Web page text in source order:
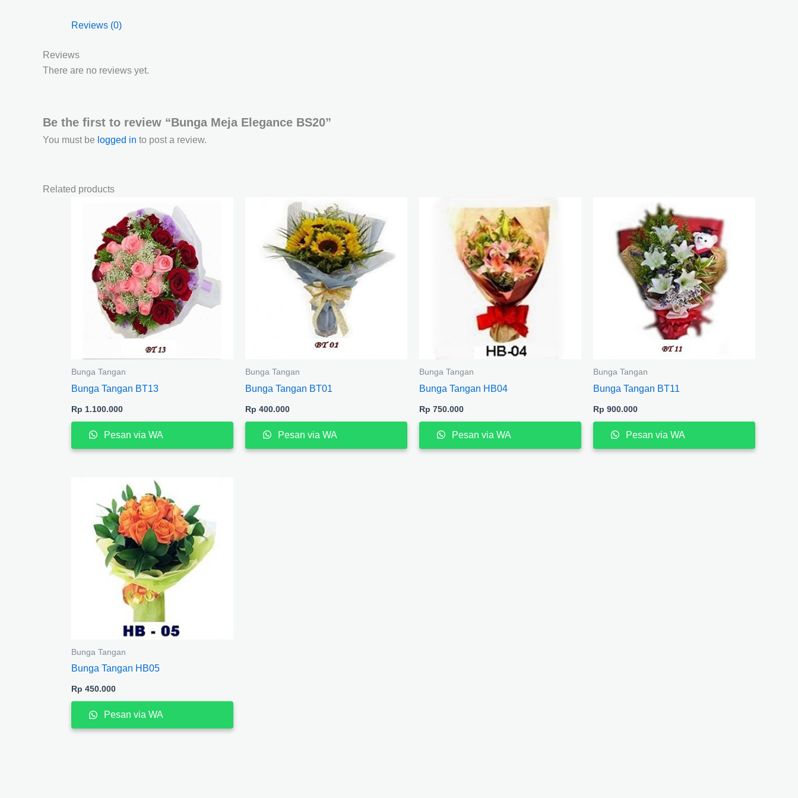
Reviews (0)
Reviews
There are no reviews yet.
Be the first to review “Bunga Meja Elegance BS20”
You must be logged in to post a review.
Related products
Bunga Tangan
Bunga Tangan BT13
Rp 1.100.000
Pesan via WA
Bunga Tangan
Bunga Tangan BT01
Rp 400.000
Pesan via WA
Bunga Tangan
Bunga Tangan HB04
Rp 750.000
Pesan via WA
Bunga Tangan
Bunga Tangan BT11
Rp 900.000
Pesan via WA
Bunga Tangan
Bunga Tangan HB05
Rp 450.000
Pesan via WA